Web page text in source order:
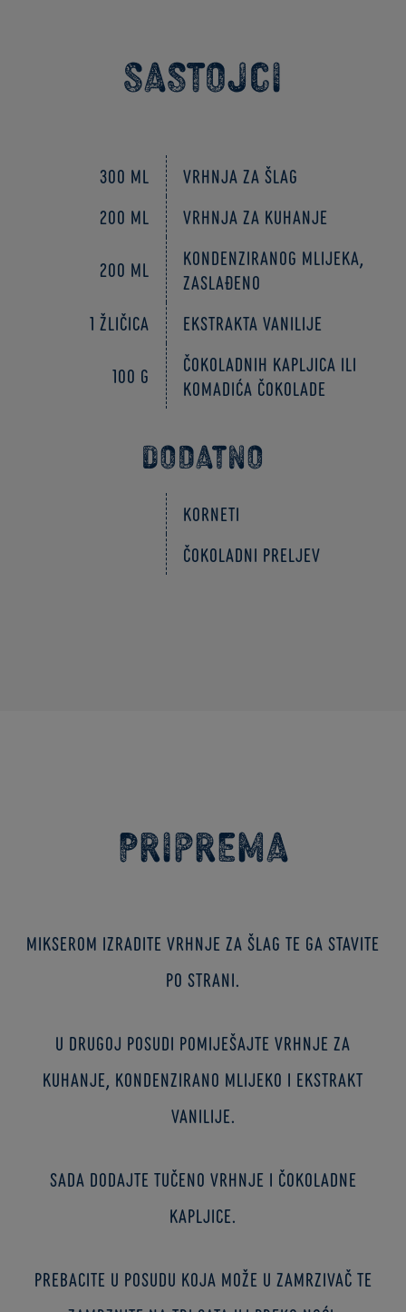
Sastojci
300 ml
Vrhnja za šlag
200 ml
Vrhnja za kuhanje
200 ml
Kondenziranog mlijeka,
zaslađeno
1 žličica
Ekstrakta vanilije
100 g
Čokoladnih kapljica ili
komadića čokolade
Dodatno
Korneti
Čokoladni preljev
Priprema
Mikserom izradite vrhnje za šlag te ga stavite
po strani.
U drugoj posudi pomiješajte vrhnje za
kuhanje, kondenzirano mlijeko i ekstrakt
vanilije.
Sada dodajte tučeno vrhnje i čokoladne
kapljice.
Prebacite u posudu koja može u zamrzivač te